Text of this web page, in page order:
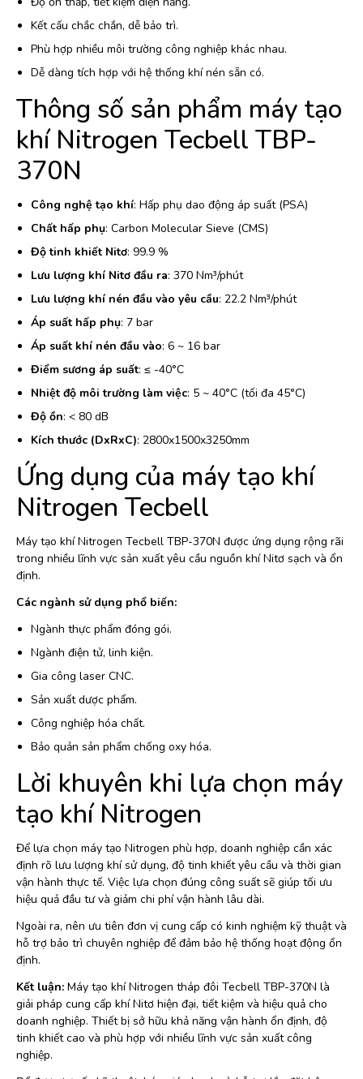
Kết cấu chắc chắn, dễ bảo trì.
Phù hợp nhiều môi trường công nghiệp khác nhau.
Dễ dàng tích hợp với hệ thống khí nén sẵn có.
Thông số sản phẩm máy tạo
khí Nitrogen Tecbell TBP-
370N
Công nghệ tạo khí: Hấp phụ dao động áp suất (PSA)
Chất hấp phụ: Carbon Molecular Sieve (CMS)
Độ tinh khiết Nitơ: 99.9 %
Lưu lượng khí Nitơ đầu ra: 370 Nm³/phút
Lưu lượng khí nén đầu vào yêu cầu: 22.2 Nm³/phút
Áp suất hấp phụ: 7 bar
Áp suất khí nén đầu vào: 6 ~ 16 bar
Điểm sương áp suất: ≤ -40°C
Nhiệt độ môi trường làm việc: 5 ~ 40°C (tối đa 45°C)
Độ ồn: < 80 dB
Kích thước (DxRxC): 2800x1500x3250mm
Ứng dụng của máy tạo khí
Nitrogen Tecbell
Máy tạo khí Nitrogen Tecbell TBP-370N được ứng dụng rộng rãi
trong nhiều lĩnh vực sản xuất yêu cầu nguồn khí Nitơ sạch và ổn
định.
Các ngành sử dụng phổ biến:
Ngành thực phẩm đóng gói.
Ngành điện tử, linh kiện.
Gia công laser CNC.
Sản xuất dược phẩm.
Công nghiệp hóa chất.
Bảo quản sản phẩm chống oxy hóa.
Lời khuyên khi lựa chọn máy
tạo khí Nitrogen
Để lựa chọn máy tạo Nitrogen phù hợp, doanh nghiệp cần xác
định rõ lưu lượng khí sử dụng, độ tinh khiết yêu cầu và thời gian
vận hành thực tế. Việc lựa chọn đúng công suất sẽ giúp tối ưu
hiệu quả đầu tư và giảm chi phí vận hành lâu dài.
Ngoài ra, nên ưu tiên đơn vị cung cấp có kinh nghiệm kỹ thuật và
hỗ trợ bảo trì chuyên nghiệp để đảm bảo hệ thống hoạt động ổn
định.
Kết luận: Máy tạo khí Nitrogen tháp đôi Tecbell TBP-370N là
giải pháp cung cấp khí Nitơ hiện đại, tiết kiệm và hiệu quả cho
doanh nghiệp. Thiết bị sở hữu khả năng vận hành ổn định, độ
tinh khiết cao và phù hợp với nhiều lĩnh vực sản xuất công
nghiệp.